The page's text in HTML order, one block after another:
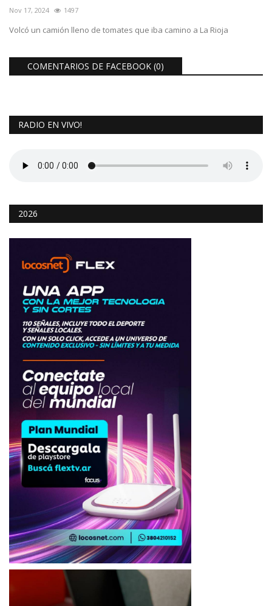
Nov 17, 2024 1497
Volcó un camión lleno de tomates que iba camino a La Rioja
COMENTARIOS DE FACEBOOK (0)
RADIO EN VIVO!
2026